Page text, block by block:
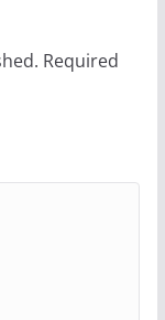
Required